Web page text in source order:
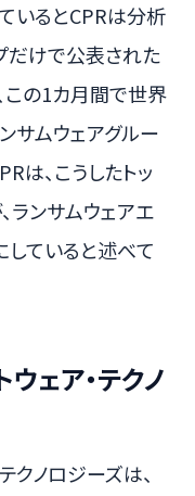
いるとCPRは分析
だけで公表された
の1カ月間で世界
サムウェアグルー
は、こうしたトッ
ランサムウェアエ
していると述べて
ウェア・テクノ
クノロジーズは、